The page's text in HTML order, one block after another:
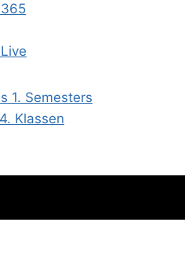
1. Semesters
Klassen